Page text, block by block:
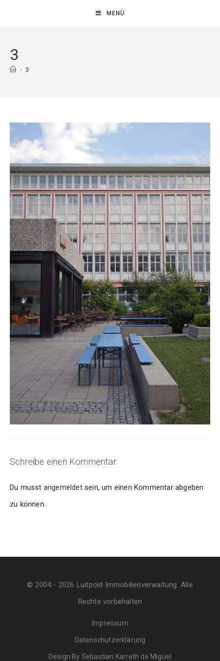
MENÜ
3
> 3
Schreibe einen Kommentar
Du musst angemeldetsein, um einen Kommentar abgeben
zu können.
© 2004 - 2026 Luitpold Immobilienverwaltung. Alle
Rechte vorbehalten
Impressum
Datenschutzerklärung
Design By Sebastian Karreth de Miguel